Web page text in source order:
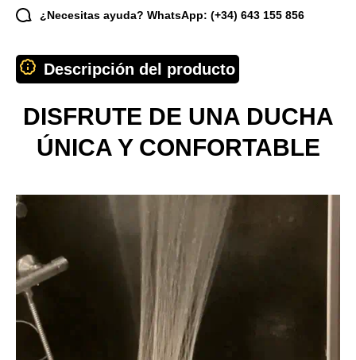
¿Necesitas ayuda? WhatsApp: (+34) 643 155 856
Descripción del producto
DISFRUTE DE UNA DUCHA
ÚNICA Y CONFORTABLE